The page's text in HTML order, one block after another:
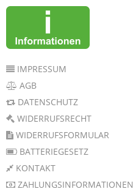
IMPRESSUM
AGB
DATENSCHUTZ
WIDERRUFSRECHT
WIDERRUFSFORMULAR
BATTERIEGESETZ
KONTAKT
ZAHLUNGSINFORMATIONEN